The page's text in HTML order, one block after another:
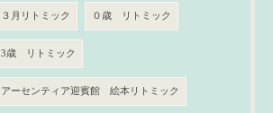
３月リトミック ０歳 リトミック
3歳 リトミック
アーセンティア迎賓館 絵本リトミック